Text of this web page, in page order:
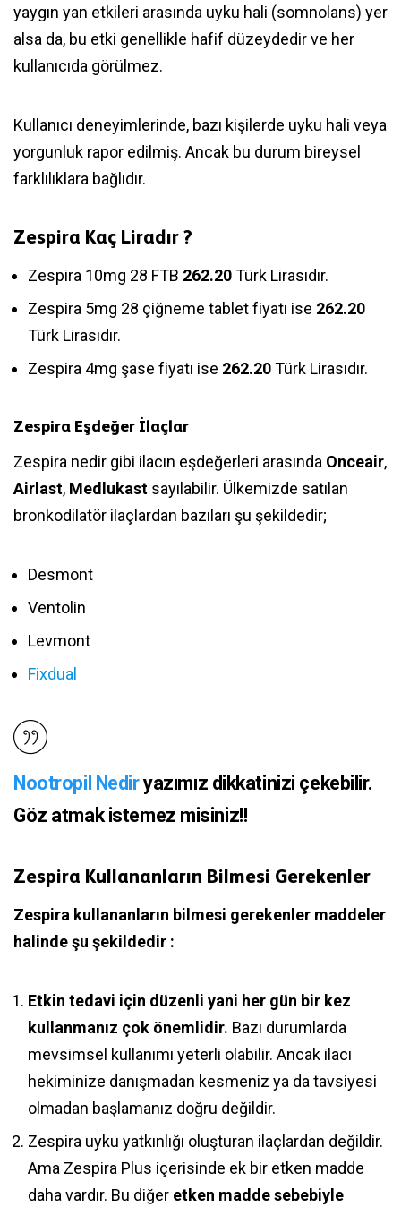
yaygın yan etkileri arasında uyku hali (somnolans) yer
alsa da, bu etki genellikle hafif düzeydedir ve her
kullanıcıda görülmez.
Kullanıcı deneyimlerinde, bazı kişilerde uyku hali veya
yorgunluk rapor edilmiş. Ancak bu durum bireysel
farklılıklara bağlıdır.
Zespira Kaç Liradır ?
Zespira 10mg 28 FTB 262.20Türk Lirasıdır.
Zespira 5mg 28 çiğneme tablet fiyatı ise 262.20
Türk Lirasıdır.
Zespira 4mg şase fiyatı ise 262.20Türk Lirasıdır.
Zespira Eşdeğer İlaçlar
Zespira nedir gibi ilacın eşdeğerleri arasında Onceair,
Airlast, Medlukast sayılabilir. Ülkemizde satılan
bronkodilatör ilaçlardan bazıları şu şekildedir;
Desmont
Ventolin
Levmont
Fixdual
Nootropil Nediryazımız dikkatinizi çekebilir.
Göz atmak istemez misiniz!!
Zespira Kullananların Bilmesi Gerekenler
Zespira kullananların bilmesi gerekenler maddeler
halinde şu şekildedir :
Etkin tedavi için düzenli yani her gün bir kez
kullanmanız çok önemlidir. Bazı durumlarda
mevsimsel kullanımı yeterli olabilir. Ancak ilacı
hekiminize danışmadan kesmeniz ya da tavsiyesi
olmadan başlamanız doğru değildir.
Zespira uyku yatkınlığı oluşturan ilaçlardan değildir.
Ama Zespira Plus içerisinde ek bir etken madde
daha vardır. Bu diğer etken madde sebebiyle